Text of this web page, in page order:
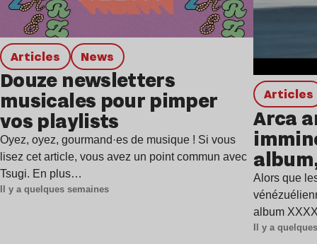
Articles news
Douze newsletters
musicales pour pimper
vos playlists
Oyez, oyez, gourmand·es de musique ! Si vous
lisez cet article, vous avez un point commun avec
Tsugi. En plus…
Il y a quelques semaines
Articles
Arca
Alors que
album
Il y a